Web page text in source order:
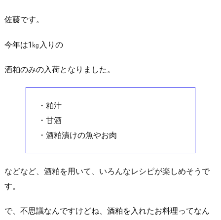
佐藤です。
今年は1㎏入りの
酒粕のみの入荷となりました。
・粕汁
・甘酒
・酒粕漬けの魚やお肉
などなど、酒粕を用いて、いろんなレシピが楽しめそうで
す。
で、不思議なんですけどね、酒粕を入れたお料理ってなん